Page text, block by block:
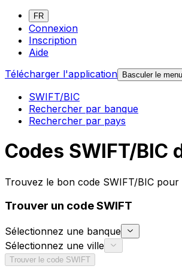
FR
Connexion
Inscription
Aide
Télécharger l'application Basculer le menu
SWIFT/BIC
Rechercher par banque
Rechercher par pays
Codes SWIFT/BIC
Trouvez le bon code SWIFT/BIC
Trouver un code SWIFT
Sélectionnez une banque
Sélectionnez une ville
Trouver le code SWIFT